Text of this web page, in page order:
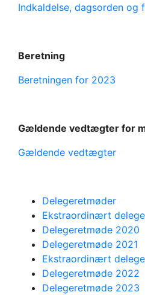
Indkaldelse, dagsorden og
Beretning
Beretningen for 2023
Gældende vedtægter for
Gældende vedtægter
Delegeretmøder
Ekstraordinært
Delegeretmøde 2020
Delegeretmøde 2021
Ekstraordinært
Delegeretmøde 2022
Delegeretmøde 2023